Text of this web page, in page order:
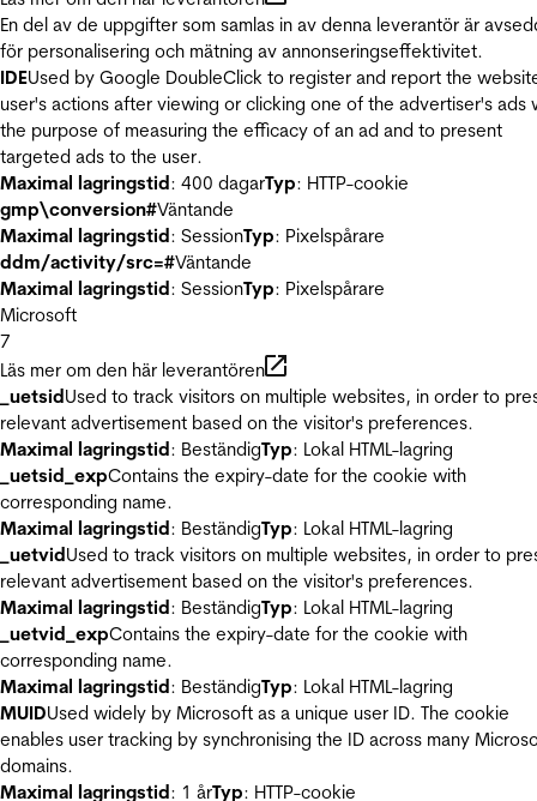
En del av de uppgifter som samlas in av denna leverantör är
för personalisering och mätning av annonseringseffektivitet.
IDEUsed by Google DoubleClick to register and report the
user's actions after viewing or clicking one of the advertiser's ads
the purpose of measuring the efficacy of an ad and to present
targeted ads to the user.
Maximal lagringstid: 400 dagarTyp: HTTP-cookie
gmp\conversion#Väntande
Maximal lagringstid: SessionTyp: Pixelspårare
ddm/activity/src=#Väntande
Maximal lagringstid: SessionTyp: Pixelspårare
Microsoft
7
Läs mer om den här leverantören
_uetsidUsed to track visitors on multiple websites, in order to
relevant advertisement based on the visitor's preferences.
Maximal lagringstid: BeständigTyp: Lokal HTML-lagring
_uetsid_expContains the expiry-date for the cookie with
corresponding name.
Maximal lagringstid: BeständigTyp: Lokal HTML-lagring
_uetvidUsed to track visitors on multiple websites, in order to
relevant advertisement based on the visitor's preferences.
Maximal lagringstid: BeständigTyp: Lokal HTML-lagring
_uetvid_expContains the expiry-date for the cookie with
corresponding name.
Maximal lagringstid: BeständigTyp: Lokal HTML-lagring
MUIDUsed widely by Microsoft as a unique user ID. The cookie
enables user tracking by synchronising the ID across many
domains.
Maximal lagringstid: 1 årTyp: HTTP-cookie